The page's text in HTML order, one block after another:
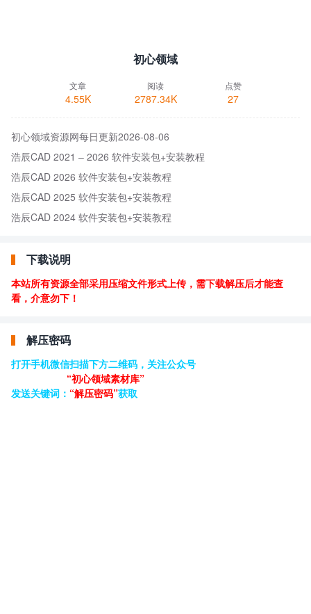
初心领域
文章
4.55K
阅读
2787.34K
点赞
27
初心领域资源网每日更新2026-08-06
浩辰CAD 2021 – 2026 软件安装包+安装教程
浩辰CAD 2026 软件安装包+安装教程
浩辰CAD 2025 软件安装包+安装教程
浩辰CAD 2024 软件安装包+安装教程
下载说明
本站所有资源全部采用压缩文件形式上传，需下载解压后才能查
看，介意勿下！
解压密码
打开手机微信扫描下方二维码，关注公众号
“初心领域素材库”
发送关键词： “解压密码”获取